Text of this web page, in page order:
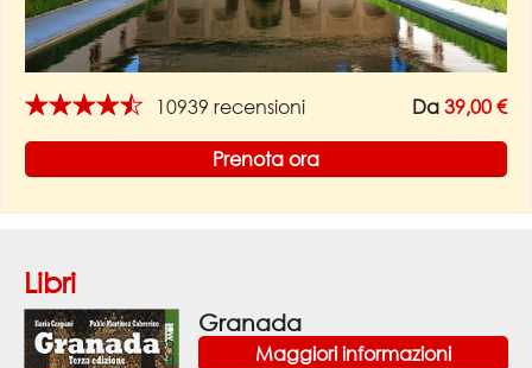
★★★★★ 10939 recensioni Da 39,00 €
Prenota ora
Libri
Granada
Maggiori informazioni